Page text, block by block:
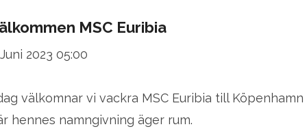
MSC Euribia
2023 05:00
välkomnar vi vackra MSC Euribia till Köpenhamn
hennes namngivning äger rum.